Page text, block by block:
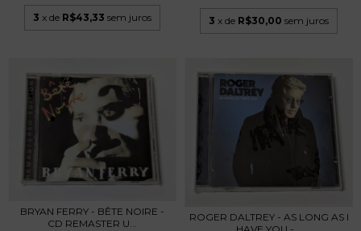
3 x de R$43,33 sem juros 3 x de R$30,00 sem juros
BRYAN FERRY - BÊTE NOIRE -
CD REMASTER U...
ROGER DALTREY - AS LONG AS I